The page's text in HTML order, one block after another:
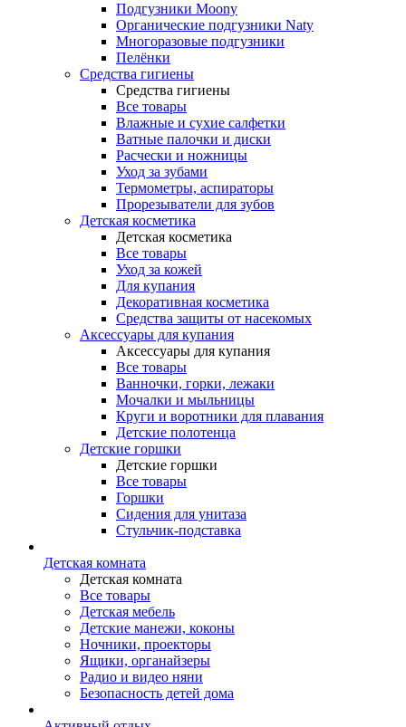
Подгузники Moony
Органические подгузники Naty
Многоразовые подгузники
Пелёнки
Средства гигиены
Средства гигиены
Все товары
Влажные и сухие салфетки
Ватные палочки и диски
Расчески и ножницы
Уход за зубами
Термометры, аспираторы
Прорезыватели для зубов
Детская косметика
Детская косметика
Все товары
Уход за кожей
Для купания
Декоративная косметика
Средства защиты от насекомых
Аксессуары для купания
Аксессуары для купания
Все товары
Ванночки, горки, лежаки
Мочалки и мыльницы
Круги и воротники для плавания
Детские полотенца
Детские горшки
Детские горшки
Все товары
Горшки
Сидения для унитаза
Стульчик-подставка
Детская комната
Детская комната
Все товары
Детская мебель
Детские манежи, коконы
Ночники, проекторы
Ящики, органайзеры
Радио и видео няни
Безопасность детей дома